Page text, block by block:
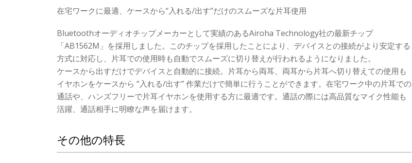
在宅ワークに最適、ケースから“入れる/出す”だけのスムーズな片耳使用
Bluetoothオーディオチップメーカーとして実績のあるAiroha Technology社の最新チップ
「AB1562M」を採用しました。このチップを採用したことにより、デバイスとの接続がより安定する
方式に対応し、片耳での使用時も自動でスムーズに切り替えが行われるようになりました。
ケースから出すだけでデバイスと自動的に接続。片耳から両耳、両耳から片耳へ切り替えての使用も
イヤホンをケースから “入れる/出す” 作業だけで簡単に行うことができます。在宅ワーク中の片耳での
通話や、ハンズフリーで片耳イヤホンを使用する方に最適です。通話の際には高品質なマイク性能も
活躍、通話相手に明瞭な声を届けます。
その他の特長